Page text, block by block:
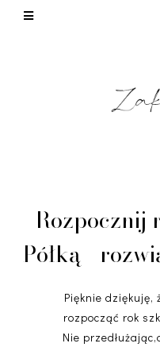
Rozpocznij
Półką -
Pięknie dziękuję,
rozpocząć rok
Nie
This site uses
quality of service,
to detect and
LEARN